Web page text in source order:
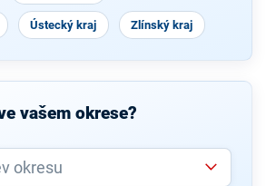
Ústecký kraj Zlínský kraj
vašem okrese?